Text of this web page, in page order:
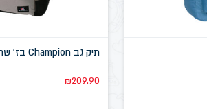
תיק גב Champion בז' שחור YS137
₪209.90